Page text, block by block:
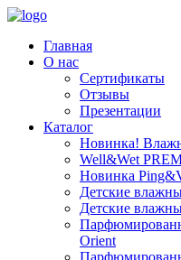
Главная
О нас
Сертификаты
Отзывы
Презентации
Каталог
Новинка!
Well&Wet
Новинка
Детские
Детские
Orient